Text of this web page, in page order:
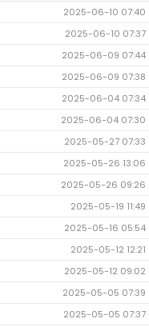
2025-06-10 07:40
2025-06-10 07:37
2025-06-09 07:44
2025-06-09 07:38
2025-06-04 07:34
2025-06-04 07:30
2025-05-27 07:33
2025-05-26 13:06
2025-05-26 09:26
2025-05-19 11:49
2025-05-16 05:54
2025-05-12 12:21
2025-05-12 09:02
2025-05-05 07:39
2025-05-05 07:37